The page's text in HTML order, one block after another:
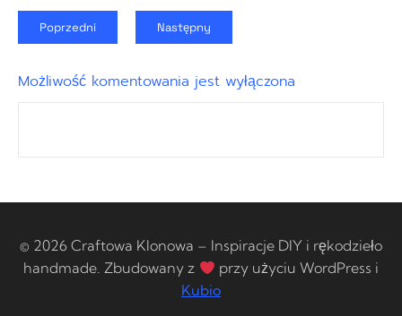
Poprzedni Następny
Możliwość komentowania jest wyłączona
© 2026 Craftowa Klonowa – Inspiracje DIY i rękodzieło
handmade. Zbudowany z
przy użyciu WordPress i
Kubio